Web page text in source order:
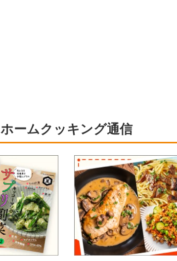
ホームクッキング通信